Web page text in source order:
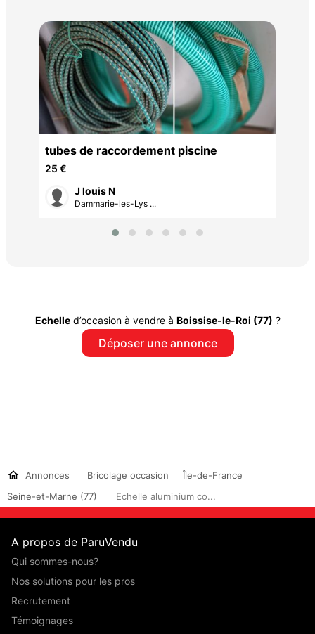
tubes de raccordement piscine
25 €
J louis N
Dammarie-les-Lys ...
Echelled’occasion à vendre à Boissise-le-Roi (77) ?
Déposer une annonce
Annonces Bricolage occasion
Île-de-France
Seine-et-Marne (77)
Echelle aluminium co...
A propos de ParuVendu
Qui sommes-nous?
Nos solutions pour les pros
Recrutement
Témoignages